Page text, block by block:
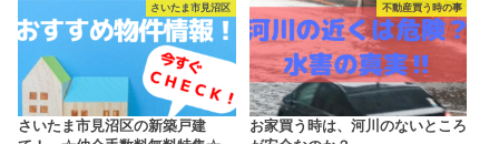
さいたま市見沼区
さいたま市見沼区の新築戸建
不動産買う時の事
お家買う時は、河川のないところ